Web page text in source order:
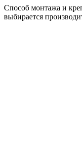
Способ монтажа и
выбирается